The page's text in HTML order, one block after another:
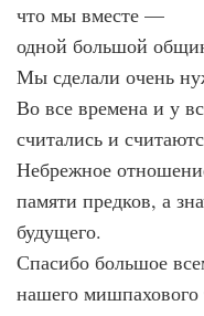
что мы вместе —
одной большой
Мы сделали очень
Во все времена и у
считались и
Небрежное
памяти предков, а
будущего.
Спасибо большое
нашего мишпахового